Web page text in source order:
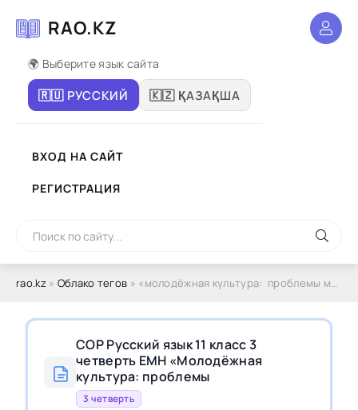
RAO.KZ
🌍 Выберите язык сайта
🇷🇺 РУССКИЙ 🇰🇿 ҚАЗАҚША
ВХОД НА САЙТ
РЕГИСТРАЦИЯ
rao.kz» Облако тегов » «молодёжная культура: проблемы молодого поколения»
СОР Русский язык 11 класс 3
четверть ЕМН «Молодёжная
культура: проблемы
3 четверть